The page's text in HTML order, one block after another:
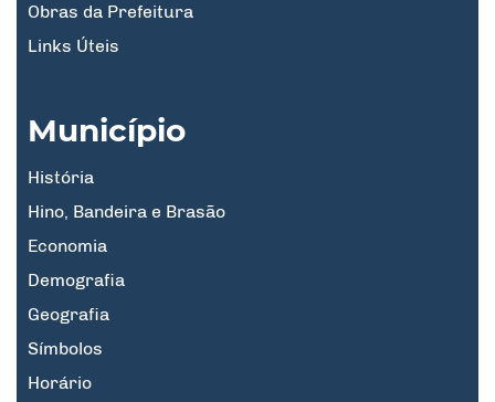
Obras da Prefeitura
Links Úteis
Município
História
Hino, Bandeira e Brasão
Economia
Demografia
Geografia
Símbolos
Horário